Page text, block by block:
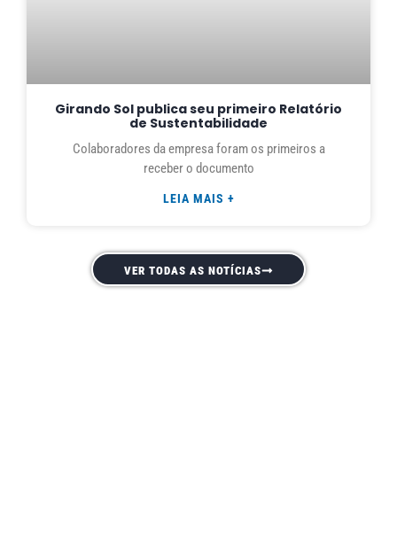
Girando Sol publica seu primeiro Relatório
de Sustentabilidade
Colaboradores da empresa foram os primeiros a
receber o documento
LEIA MAIS +
VER TODAS AS NOTÍCIAS